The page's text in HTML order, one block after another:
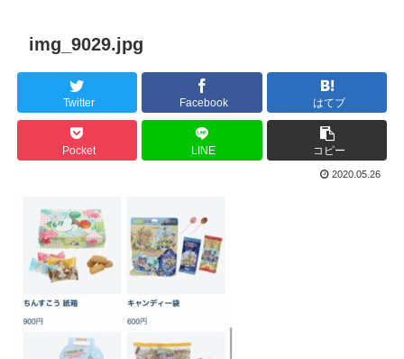
img_9029.jpg
Twitter Facebook はてブ
Pocket LINE コピー
2020.05.26